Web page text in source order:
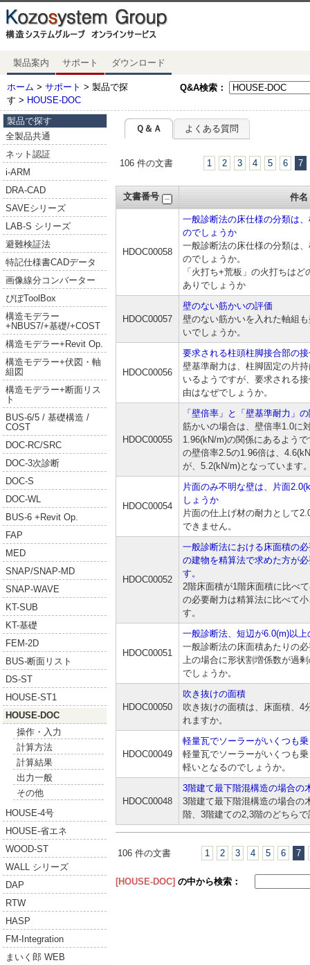
製品案内 サポート ダウンロード
Q&A検索：
ホーム > サポート > 製品で探
す > HOUSE-DOC
製品で探す
全製品共通
ネット認証
i-ARM
DRA-CAD
SAVEシリーズ
LAB-S シリーズ
避難検証法
特記仕様書CADデータ
画像線分コンバーター
ぴぼToolBox
構造モデラー
+NBUS7/+基礎/+COST
構造モデラー+Revit Op.
構造モデラー+伏図・軸
組図
構造モデラー+断面リス
ト
BUS-6/5 / 基礎構造 /
COST
DOC-RC/SRC
DOC-3次診断
DOC-S
DOC-WL
BUS-6 +Revit Op.
FAP
MED
SNAP/SNAP-MD
SNAP-WAVE
KT-SUB
KT-基礎
FEM-2D
BUS-断面リスト
DS-ST
HOUSE-ST1
HOUSE-DOC
操作・入力
計算方法
計算結果
出力一般
その他
HOUSE-4号
HOUSE-省エネ
WOOD-ST
WALL シリーズ
DAP
RTW
HASP
FM-Integration
まいく郎 WEB
Ｑ＆Ａ よくある質問
106 件の文書 1 2 3 4 5 6 7
文書番号 件名
HDOC00058
一般診断法の床仕様の分類は
のでしょうか
一般診断法の床仕様の分類は
のでしょうか。
「火打ち+荒板」の火打ちは
ありでしょうか
HDOC00057
壁のない筋かいの評価
壁のない筋かいを入れた軸組
いでしょうか。
HDOC00056
要求される柱頭柱脚接合部の
壁基準耐力は、柱脚固定の片
いるようですが、要求される
由はなぜでしょうか。
HDOC00055
「壁倍率」と「壁基準耐力」
筋かいの場合は、壁倍率1.0に
1.96(kN/m)の関係にあるよう
の壁倍率2.5の1.96倍は、
が、5.2(kN/m)となっています
HDOC00054
片面のみ不明な壁は、片面
しょうか
片面の仕上げ材の耐力として
できません。
HDOC00052
一般診断法における床面積の
の建物を精算法で求めた方が
す。
2階床面積が1階床面積に比べ
の必要耐力は精算法に比べて
す。
HDOC00051
一般診断法、短辺が6.0(m)以
一般診断法の床面積あたりの
上の場合に形状割増係数が過
でしょうか。
HDOC00050
吹き抜けの面積
吹き抜けの面積は、床面積、4
れますか。
HDOC00049
軽量瓦でソーラーがいくつも
軽量瓦でソーラーがいくつも
軽いとなるのでしょうか。
HDOC00048
3階建て最下階混構造の場合の
3階建て最下階混構造の場合の
階、3階建ての2,3階のどちら
106 件の文書 1 2 3 4 5 6 7
[HOUSE-DOC] の中から検索：